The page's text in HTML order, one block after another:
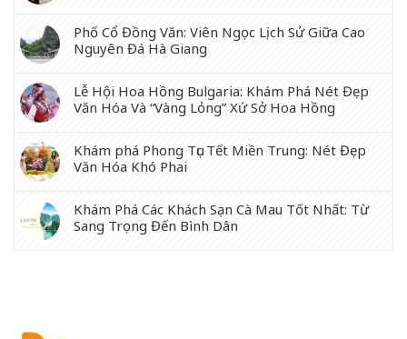
Phố Cổ Đồng Văn: Viên Ngọc Lịch Sử Giữa Cao
Nguyên Đá Hà Giang
Lễ Hội Hoa Hồng Bulgaria: Khám Phá Nét Đẹp
Văn Hóa Và “Vàng Lỏng” Xứ Sở Hoa Hồng
Khám phá Phong Tục Tết Miền Trung: Nét Đẹp
Văn Hóa Khó Phai
Khám Phá Các Khách Sạn Cà Mau Tốt Nhất: Từ
Sang Trọng Đến Bình Dân